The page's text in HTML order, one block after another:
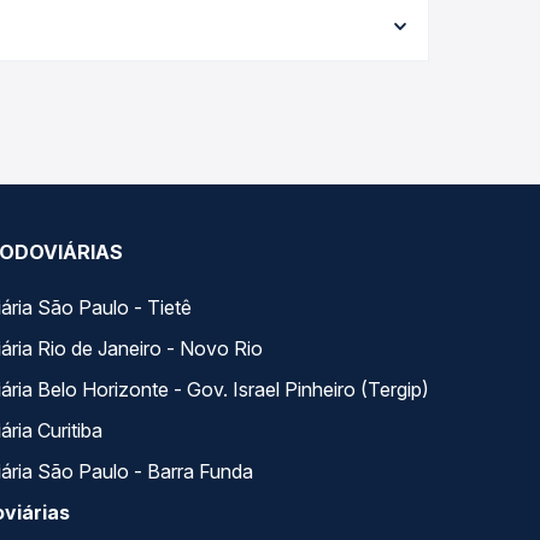
oferta para o seu roteiro.
São Paulo - Tietê
Rio de Janeiro - Novo Rio
Belo Horizonte - Gov. Israel Pinheiro (Tergip)
Curitiba
São Paulo - Barra Funda